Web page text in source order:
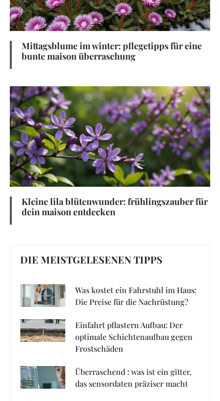
Mittagsblume im winter: pflegetipps für eine
bunte maison überraschung
Kleine lila blütenwunder: frühlingszauber für
dein maison entdecken
DIE MEISTGELESENEN TIPPS
Was kostet ein Fahrstuhl im Haus:
Die Preise für die Nachrüstung?
Einfahrt pflastern Aufbau: Der
optimale Schichtenaufbau gegen
Frostschäden
Überraschend : was ist ein gitter,
das sensordaten präziser macht